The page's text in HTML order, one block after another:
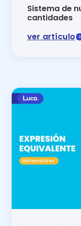
Sistema de
cantidades
ver artículo